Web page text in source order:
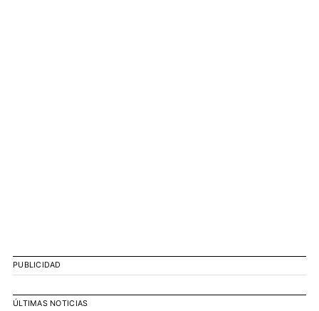
PUBLICIDAD
ÚLTIMAS NOTICIAS